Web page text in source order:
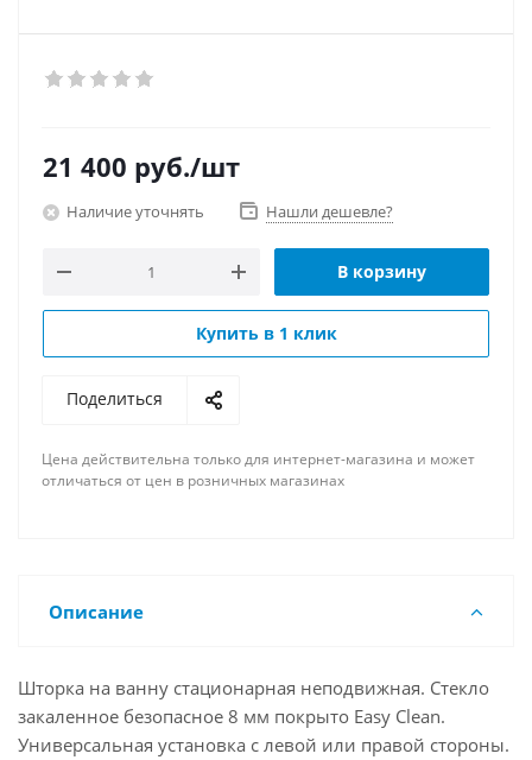
21 400 руб./шт
Наличие уточнять Нашли дешевле?
В корзину
Купить в 1 клик
Поделиться
Цена действительна только для интернет-магазина и может
отличаться от цен в розничных магазинах
Описание
Шторка на ванну стационарная неподвижная. Стекло
закаленное безопасное 8 мм покрыто Easy Clean.
Универсальная установка с левой или правой стороны.